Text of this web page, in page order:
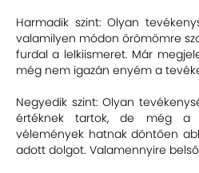
Harmadik szint: Olyan
valamilyen módon örömömre
furdal a lelkiismeret. Már
még nem igazán enyém a
Negyedik szint: Olyan
értéknek tartok, de még a
vélemények hatnak döntően
adott dolgot. Valamennyire